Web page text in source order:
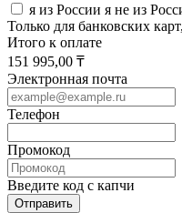
я из России я не из
Только для банковских
Итого к оплате
151 995,00 ₸
Электронная почта
Телефон
Промокод
Введите код с капчи
Отправить